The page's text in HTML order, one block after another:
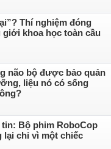
Thí nghiệm đóng
giới khoa học toàn cầu
não bộ được bảo quản
liệu nó có sống
Bộ phim RoboCop
chỉ vì một chiếc